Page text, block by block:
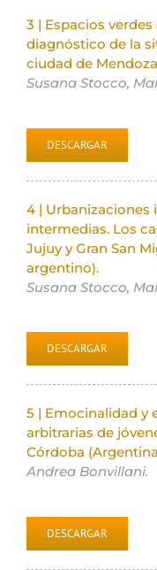
3 | Espacios
diagnóstico de la
ciudad de
Susana Stocco,
DESCARGAR
4 | Urbanizaciones
intermedias. Los
Jujuy y Gran San
argentino).
Susana Stocco,
DESCARGAR
5 | Emocinalidad y
arbitrarias de
Córdoba
Andrea Bonvillani.
DESCARGAR